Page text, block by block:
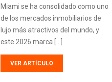
Miami se ha consolidado como uno
de los mercados inmobiliarios de
lujo más atractivos del mundo, y
este 2026 marca […]
VER ARTÍCULO